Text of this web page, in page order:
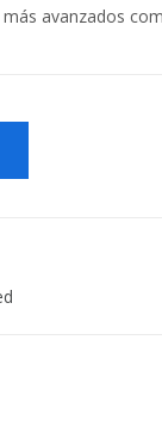
avanzados